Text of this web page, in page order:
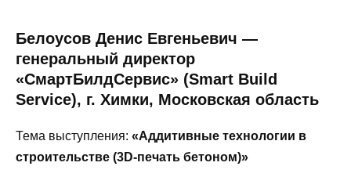
Белоусов Денис Евгеньевич —
генеральный директор
«СмартБилдСервис» (Smart Build
Service), г. Химки, Московская область
Тема выступления: «Аддитивные технологии в
строительстве (3D-печать бетоном)»